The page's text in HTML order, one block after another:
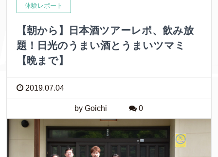
体験レポート
【朝から】日本酒ツアーレポ、飲み放
題！日光のうまい酒とうまいツマミ
【晩まで】
2019.07.04
by Goichi 0